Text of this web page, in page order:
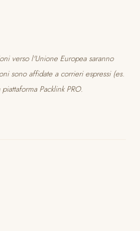
verso l'Unione Europea saranno
sono affidate a corrieri espressi (es.
Packlink PRO.